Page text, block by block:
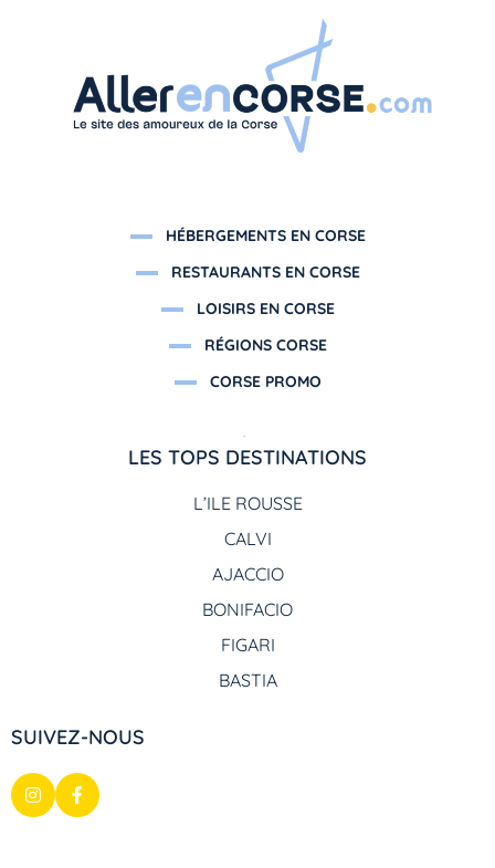
HÉBERGEMENTS EN CORSE
RESTAURANTS EN CORSE
LOISIRS EN CORSE
RÉGIONS CORSE
CORSE PROMO
LES TOPS DESTINATIONS
L’ILE ROUSSE
CALVI
AJACCIO
BONIFACIO
FIGARI
BASTIA
SUIVEZ-NOUS